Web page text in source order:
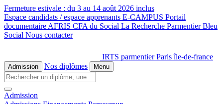
Fermeture estivale : du 3 au 14 août 2026 inclus
Espace candidats / espace apprenants E-CAMPUS Portail
documentaire AFRIS CFA du Social La Recherche Parmentier Bleu
Social Nous contacter
IRTS parmentier Paris île-de-france
Admission Nos diplômes Menu
Admission